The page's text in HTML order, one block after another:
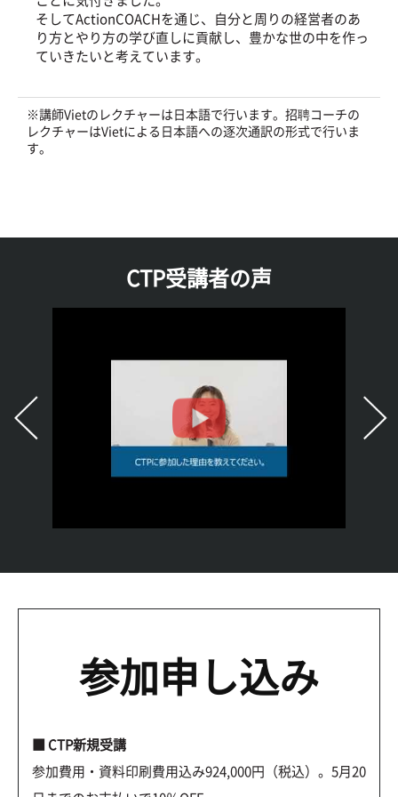
そしてActionCOACHを通じ、自分と周りの経営者のあ
り方とやり方の学び直しに貢献し、豊かな世の中を作っ
ていきたいと考えています。
※講師Vietのレクチャーは日本語で行います。招聘コーチの
レクチャーはVietによる日本語への逐次通訳の形式で行いま
す。
CTP受講者の声
参加申し込み
■ CTP新規受講
参加費用・資料印刷費用込み924,000円（税込）。5月20